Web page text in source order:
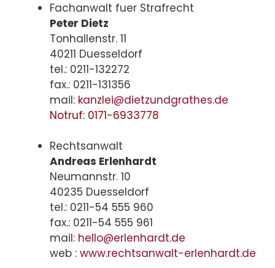
Fachanwalt fuer Strafrecht
Peter Dietz
Tonhallenstr. 11
40211 Duesseldorf
tel.: 0211-132272
fax.: 0211-131356
mail: kanzlei@dietzundgrathes.de
Notruf: 0171-6933778
Rechtsanwalt
Andreas Erlenhardt
Neumannstr. 10
40235 Duesseldorf
tel.: 0211-54 555 960
fax.: 0211-54 555 961
mail: hello@erlenhardt.de
web : www.rechtsanwalt-erlenhardt.de